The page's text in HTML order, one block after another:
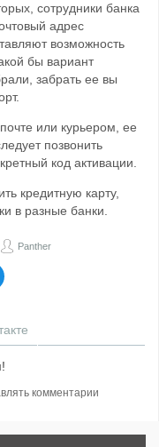
сотрудники банка
адрес
возможность
бы вариант
забрать ее вы
или курьером, ее
позвонить
код активации.
кредитную карту,
в разные банки.
Panther
комментарии